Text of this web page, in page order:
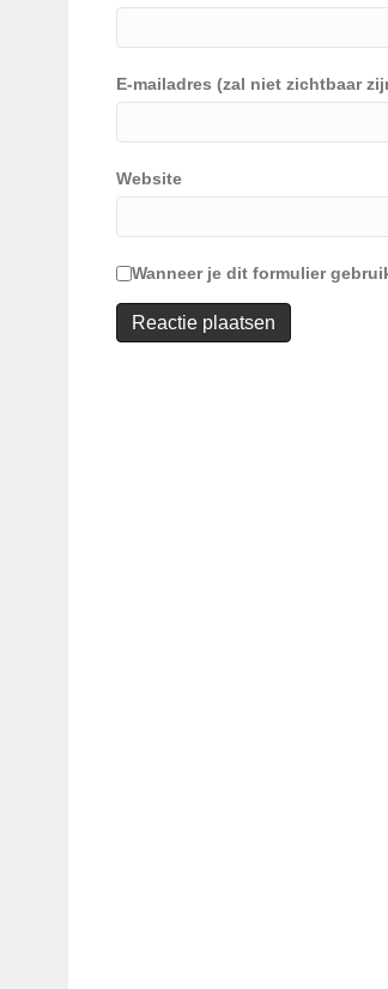
E-mailadres (zal niet zichtbaar
Website
Wanneer je dit formulier